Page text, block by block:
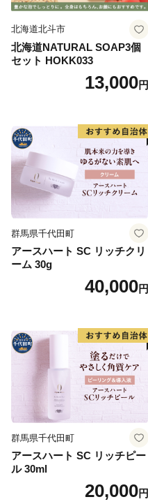
北海道北斗市
北海道NATURAL SOAP3個
セット HOKK033
13,000円
群馬県千代田町
アースハート SC リッチクリ
ーム 30g
40,000円
群馬県千代田町
アースハート SC リッチピー
ル 30ml
20,000円